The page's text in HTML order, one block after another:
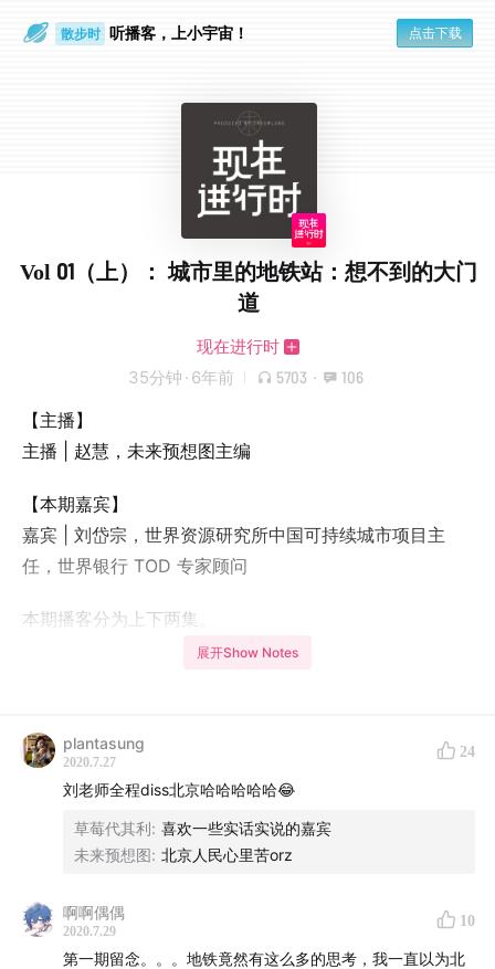
散步时 听播客，上小宇宙！ 点击下载
Vol 01（上）： 城市里的地铁站：想不到的大门
道
现在进行时
35分钟 · 6年前 5703 · 106
【主播】
主播 | 赵慧，未来预想图主编
【本期嘉宾】
嘉宾 | 刘岱宗，世界资源研究所中国可持续城市项目主
任，世界银行 TOD 专家顾问​
本期播客分为上下两集。
3:09
为什么有的地铁站可以在同站台换乘，而有的站需要
七拐八绕才能换乘？
为什么中国地铁的发展建设比较晚，换乘体验反而不
如日本等发展较早的国家？
地铁站建成以后，现有的换乘体验还能够得到改善
15:40 为什么有的地铁站里面有商店，而有的没有？
为什么国外很多城市的地铁站里都有商店，但像北
展开Show Notes
plantasung
2020.7.27
24
刘老师全程diss北京哈哈哈哈哈😂
草莓代其利: 喜欢一些实话实说的嘉宾
未来预想图: 北京人民心里苦orz
啊啊偶偶
2020.7.29
10
第一期留念。。。地铁竟然有这么多的思考，我一直以为北